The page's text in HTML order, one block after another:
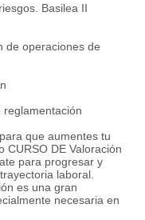
Basilea II
de operaciones de
reglamentación
que aumentes tu
CURSO DE Valoración
para progresar y
laboral.
es una gran
necesaria en